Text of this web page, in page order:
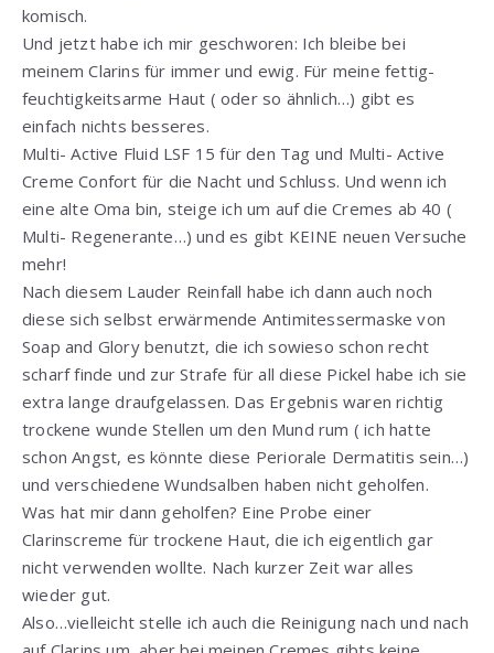
komisch.
Und jetzt habe ich mir geschworen: Ich bleibe bei
meinem Clarins für immer und ewig. Für meine fettig-
feuchtigkeitsarme Haut ( oder so ähnlich…) gibt es
einfach nichts besseres.
Multi- Active Fluid LSF 15 für den Tag und Multi- Active
Creme Confort für die Nacht und Schluss. Und wenn ich
eine alte Oma bin, steige ich um auf die Cremes ab 40 (
Multi- Regenerante…) und es gibt KEINE neuen Versuche
mehr!
Nach diesem Lauder Reinfall habe ich dann auch noch
diese sich selbst erwärmende Antimitessermaske von
Soap and Glory benutzt, die ich sowieso schon recht
scharf finde und zur Strafe für all diese Pickel habe ich sie
extra lange draufgelassen. Das Ergebnis waren richtig
trockene wunde Stellen um den Mund rum ( ich hatte
schon Angst, es könnte diese Periorale Dermatitis sein…)
und verschiedene Wundsalben haben nicht geholfen.
Was hat mir dann geholfen? Eine Probe einer
Clarinscreme für trockene Haut, die ich eigentlich gar
nicht verwenden wollte. Nach kurzer Zeit war alles
wieder gut.
Also…vielleicht stelle ich auch die Reinigung nach und nach